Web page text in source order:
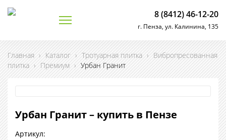
8 (8412) 46-12-20
г. Пенза, ул. Калинина, 135
Главная › Каталог › Тротуарная плитка › Вибропресованная
плитка › Премиум › Урбан Гранит
Урбан Гранит – купить в Пензе
Артикул: